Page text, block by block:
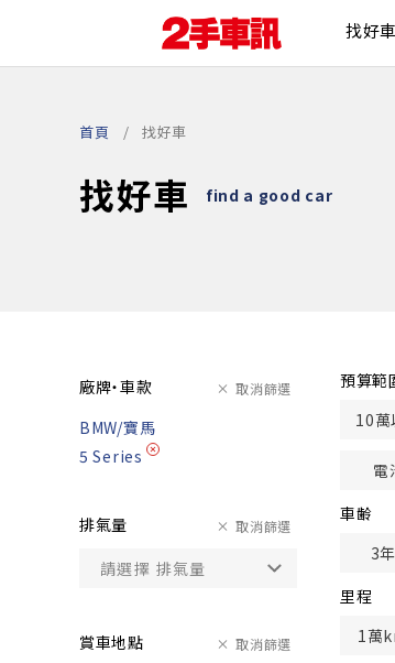
找好車
首頁 找好車
找好車 find a good car
廠牌・車款 取消篩選
BMW/寶馬
5 Series
排氣量 取消篩選
賞車地點
取消篩選
預算範
10萬
電
車齢
3
里程
1萬